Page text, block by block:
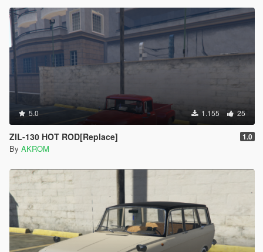
5.0 1.155 25
ZIL-130 HOT ROD[Replace] 1.0
By AKROM